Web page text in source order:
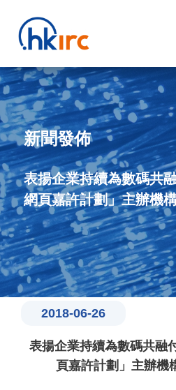
新聞發佈
表揚企業持續為數碼共
網頁嘉許計劃」主辦機
2018-06-26
表揚企業持續為數碼共融
頁嘉許計劃」主辦機